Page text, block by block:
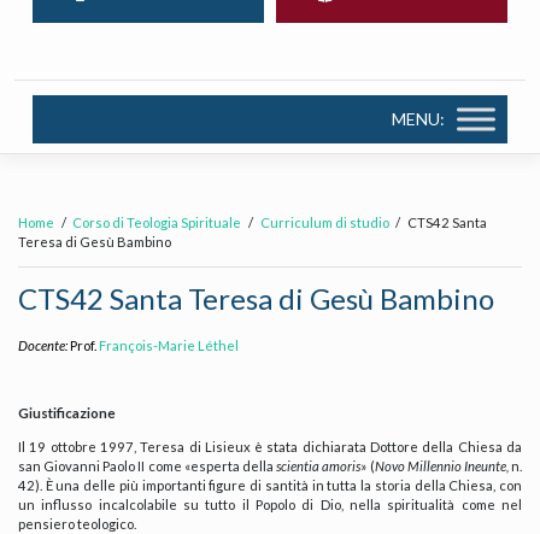
MENU:
Home Corso di Teologia Spirituale Curriculum di studio
CTS42 Santa
Teresa di Gesù Bambino
CTS42 Santa Teresa di Gesù Bambino
Docente:Prof. François-Marie Léthel
Giustificazione
Il 19 ottobre 1997, Teresa di Lisieux è stata dichiarata Dottore della Chiesa da
san Giovanni Paolo II come «esperta dellascientia amoris» (Novo Millennio Ineunte, n.
42). È una delle più importanti figure di santità in tutta la storia della Chiesa, con
un influsso incalcolabile su tutto il Popolo di Dio, nella spiritualità come nel
pensiero teologico.